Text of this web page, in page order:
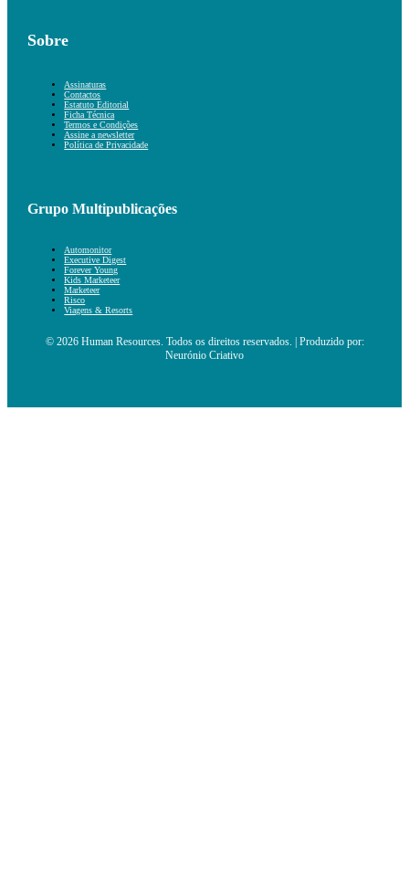
Sobre
Assinaturas
Contactos
Estatuto Editorial
Ficha Técnica
Termos e Condições
Assine a newsletter
Política de Privacidade
Grupo Multipublicações
Automonitor
Executive Digest
Forever Young
Kids Marketeer
Marketeer
Risco
Viagens & Resorts
© 2026 Human Resources. Todos os direitos reservados. | Produzido por:
Neurónio Criativo